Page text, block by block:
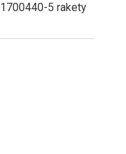
5 rakety